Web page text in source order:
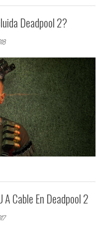
Deadpool 2?
A Cable En Deadpool 2